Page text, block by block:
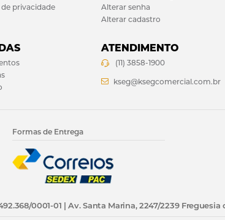
privacidade
Alterar senha
Alterar cadastro
ATENDIMENTO
(11) 3858-1900
kseg@ksegcomercial.com.br
Formas de Entrega
0001-01 | Av. Santa Marina, 2247/2239 Freguesia